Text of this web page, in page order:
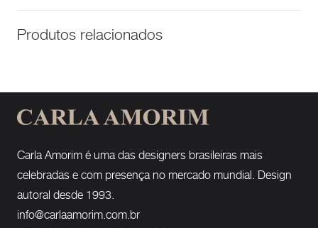
Produtos relacionados
Carla Amorim é uma das designers brasileiras mais
celebradas e com presença no mercado mundial. Design
autoral desde 1993.
info@carlaamorim.com.br